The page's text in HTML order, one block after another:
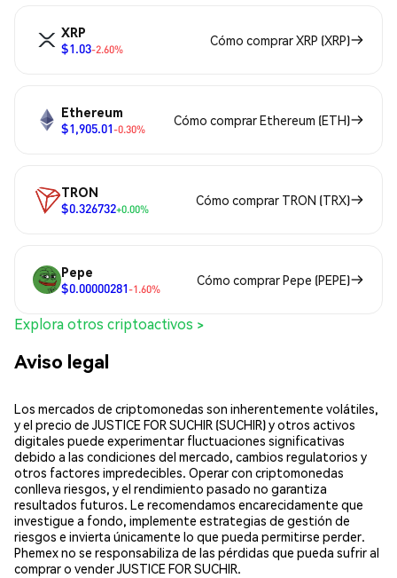
XRP
$1.03-2.60%
Cómo comprar XRP (XRP)
Ethereum
$1,905.01-0.30%
Cómo comprar Ethereum (ETH)
TRON
$0.326732+0.00%
Cómo comprar TRON (TRX)
Pepe
$0.00000281-1.60%
Cómo comprar Pepe (PEPE)
Explora otros criptoactivos >
Aviso legal
Los mercados de criptomonedas son inherentemente volátiles,
y el precio de JUSTICE FOR SUCHIR (SUCHIR) y otros activos
digitales puede experimentar fluctuaciones significativas
debido a las condiciones del mercado, cambios regulatorios y
otros factores impredecibles. Operar con criptomonedas
conlleva riesgos, y el rendimiento pasado no garantiza
resultados futuros. Le recomendamos encarecidamente que
investigue a fondo, implemente estrategias de gestión de
riesgos e invierta únicamente lo que pueda permitirse perder.
Phemex no se responsabiliza de las pérdidas que pueda sufrir al
comprar o vender JUSTICE FOR SUCHIR.